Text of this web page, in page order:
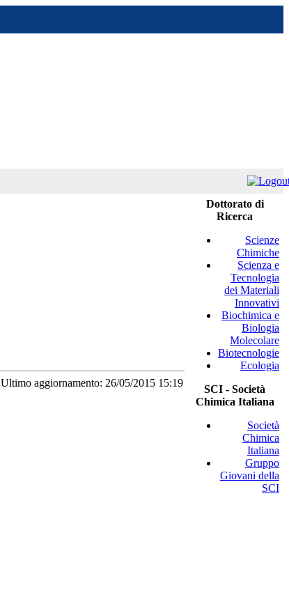
Ultimo aggiornamento: 26/05/2015 15:19
Dottorato di
Ricerca
Scienze
Chimiche
Scienza e
Tecnologia
dei Materiali
Innovativi
Biochimica e
Biologia
Molecolare
Biotecnologie
Ecologia
SCI - Società
Chimica Italiana
Società
Chimica
Italiana
Gruppo
Giovani della
SCI